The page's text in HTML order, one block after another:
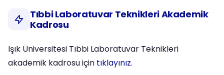
Tıbbi Laboratuvar Teknikleri Akademik
Kadrosu
Işık Üniversitesi Tıbbi Laboratuvar Teknikleri
akademik kadrosu için tıklayınız.